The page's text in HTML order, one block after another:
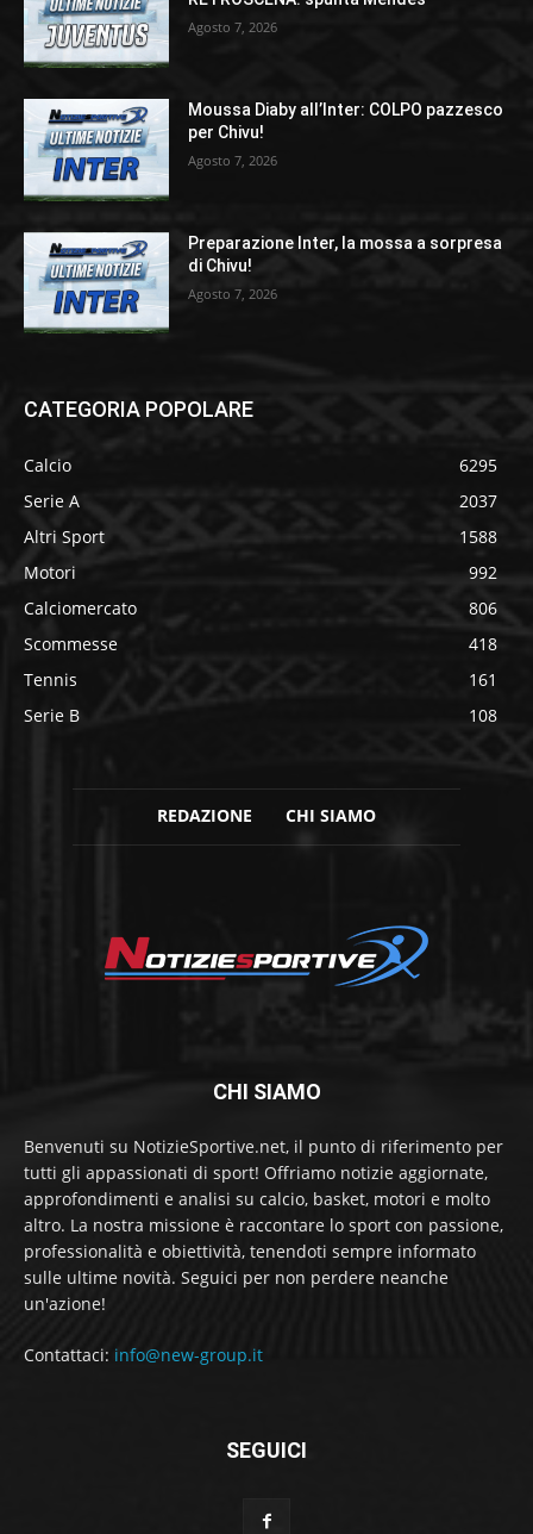
Agosto 7, 2026
Moussa Diaby all’Inter: COLPO pazzesco
per Chivu!
Agosto 7, 2026
Preparazione Inter, la mossa a sorpresa
di Chivu!
Agosto 7, 2026
CATEGORIA POPOLARE
Calcio
6295
Serie A
2037
Altri Sport
1588
Motori
992
Calciomercato
806
Scommesse
418
Tennis
161
Serie B
108
REDAZIONE CHI SIAMO
CHI SIAMO
Benvenuti su NotizieSportive.net, il punto di riferimento per
tutti gli appassionati di sport! Offriamo notizie aggiornate,
approfondimenti e analisi su calcio, basket, motori e molto
altro. La nostra missione è raccontare lo sport con passione,
professionalità e obiettività, tenendoti sempre informato
sulle ultime novità. Seguici per non perdere neanche
un'azione!
Contattaci: info@new-group.it
SEGUICI